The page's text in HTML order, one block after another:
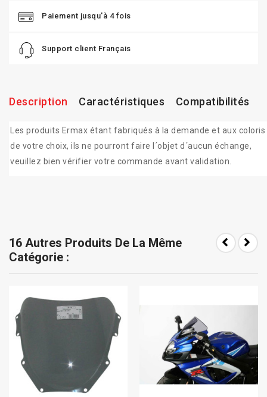
Paiement jusqu'à 4 fois
Support client Français
Description Caractéristiques Compatibilités
Les produits Ermax étant fabriqués à la demande et aux coloris
de votre choix, ils ne pourront faire l´objet d´aucun échange,
veuillez bien vérifier votre commande avant validation.
16 Autres Produits De La Même
Catégorie :